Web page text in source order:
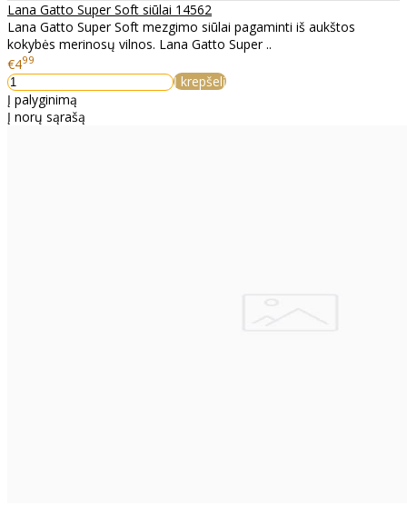
Lana Gatto Super Soft siūlai 14562
Lana Gatto Super Soft mezgimo siūlai pagaminti iš aukštos
kokybės merinosų vilnos. Lana Gatto Super ..
€499
Į krepšelį
Į palyginimą
Į norų sąrašą